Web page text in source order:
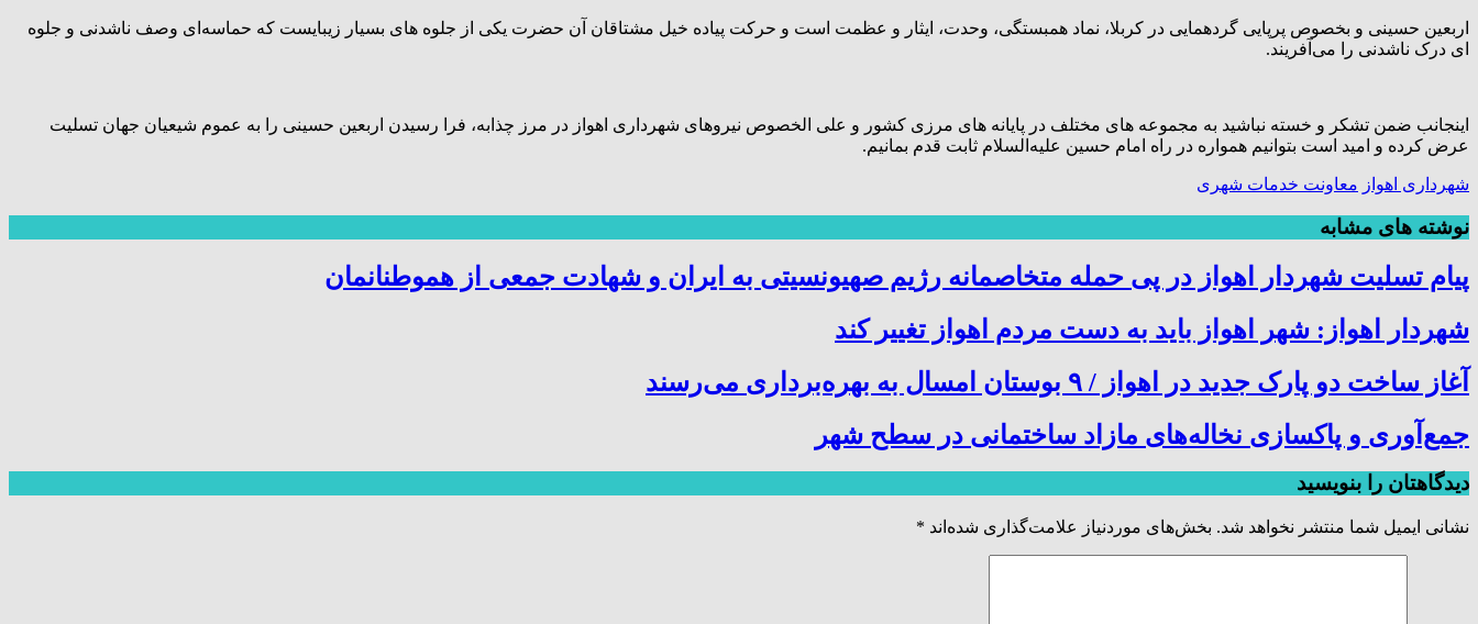
اربعین حسینی و بخصوص پرپایی گردهمایی در کربلا، نماد همبستگی، وحدت، ایثار و عظمت است و حرکت پیاده خیل مشتاقان آن حضرت یکی از جلوه های بسیار زیبایست که حماسه‌ای وصف ناشدنی و جلوه
ای درک ناشدنی را می‌آفریند.
اینجانب ضمن تشکر و خسته نباشید به مجموعه های مختلف در پایانه های مرزی کشور و علی الخصوص نیروهای شهرداری اهواز در مرز چذابه، فرا رسیدن اربعین حسینی را به عموم شیعیان جهان تسلیت
عرض کرده و امید است بتوانیم همواره در راه امام حسین علیه‌السلام ثابت قدم بمانیم.
شهرداری اهواز معاونت خدمات شهری
نوشته های مشابه
پیام تسلیت شهردار اهواز در پی حمله متخاصمانه رژیم صهیونسیتی به ایران و شهادت جمعی از هموطنانمان
شهردار اهواز: شهر اهواز باید به دست مردم اهواز تغییر کند
آغاز ساخت دو پارک جدید در اهواز / ۹ بوستان امسال به بهره‌برداری می‌رسند
جمع‌آوری و پاکسازی نخاله‌های مازاد ساختمانی در سطح شهر
دیدگاهتان را بنویسید
نشانی ایمیل شما منتشر نخواهد شد. بخش‌های موردنیاز علامت‌گذاری شده‌اند *